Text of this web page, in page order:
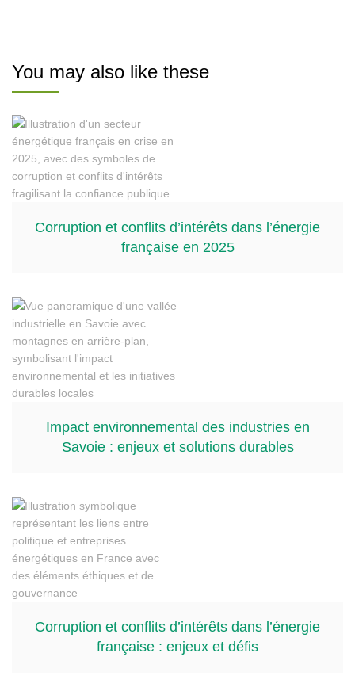
You may also like these
Corruption et conflits d’intérêts dans l’énergie
française en 2025
Impact environnemental des industries en
Savoie : enjeux et solutions durables
Corruption et conflits d’intérêts dans l’énergie
française : enjeux et défis